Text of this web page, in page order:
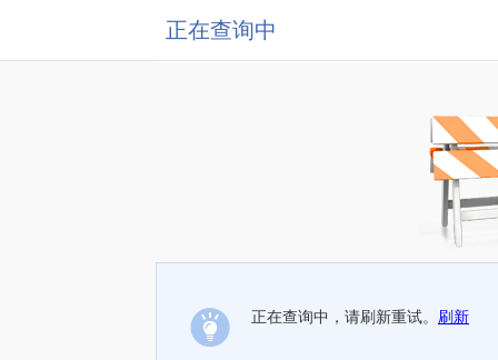
正在查询中
正在查询中，请刷新重试。 刷新